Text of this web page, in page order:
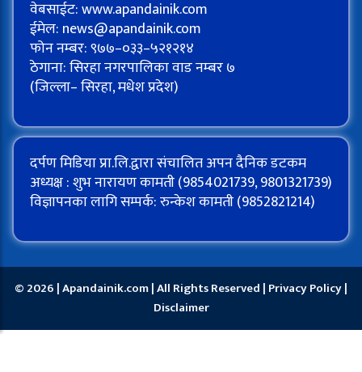
वेबसाईट: www.apandainik.com
ईमेल: news@apandainik.com
फोन नम्बर: ९७७–०३३–५२१२१४
ठेगाना: सिरहा नगरपालिका वाड नम्बर ७
(जिल्ला– सिरहा, मधेश प्रदेश)
दर्पण मिडिया प्रा.लि.द्वारा संचालित अपन दैनिक डटकम
अध्यक्ष : शुभ नारायण कामती (9854021739, 9801321739)
विज्ञापनका लागि सम्पर्क: रुन्केश कामती (9852821214)
© 2026 | Apandainik.com | All Rights Reserved | Privacy Policy|
Disclaimer